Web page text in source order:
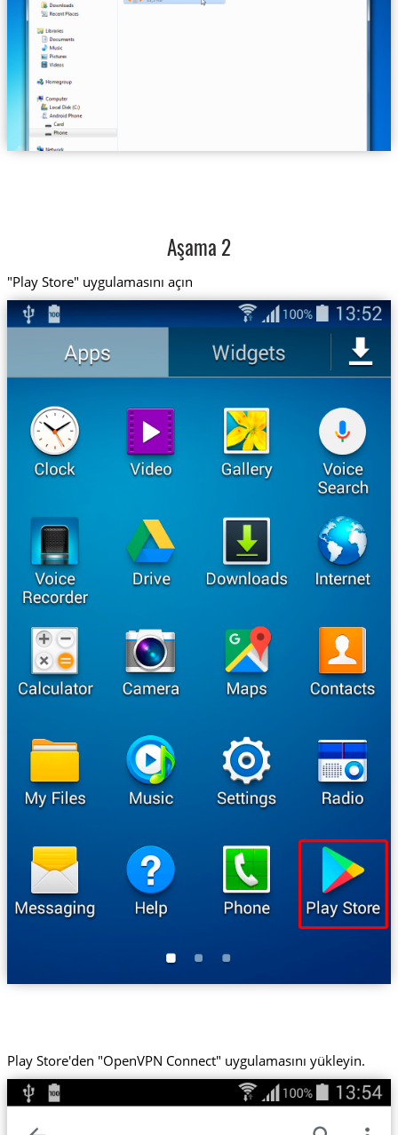
Aşama 2
"Play Store" uygulamasını açın
Play Store'den "OpenVPN Connect" uygulamasını yükleyin.